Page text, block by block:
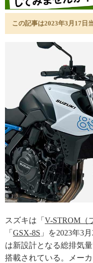
この記事は2023年3月17日
スズキは「 V-STROM（
「 GSX-8S 」を2023年3
は新設計となる総排気
搭載されている。メー